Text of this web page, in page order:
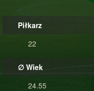
Piłkarz
22
∅ Wiek
24.55